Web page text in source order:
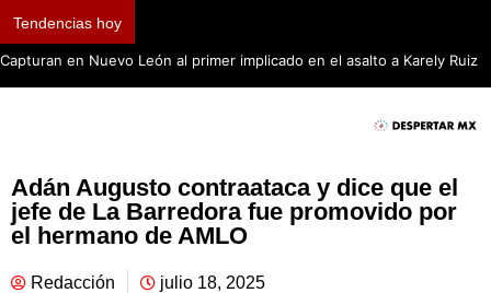
Tendencias hoy
Capturan en Nuevo León al primer implicado en el asalto a Karely Ruiz
Adán Augusto contraataca y dice que el
jefe de La Barredora fue promovido por
el hermano de AMLO
Redacción julio 18, 2025